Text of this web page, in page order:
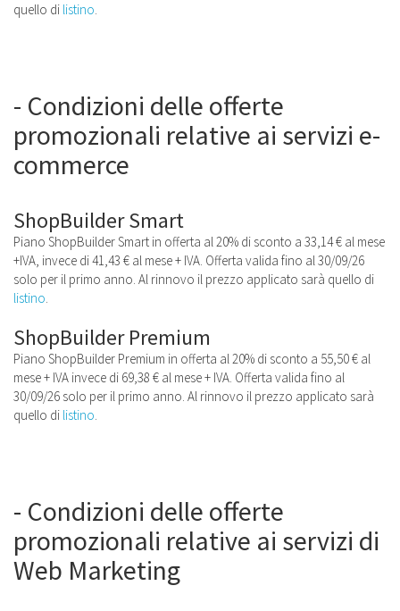
quello di listino.
- Condizioni delle offerte
promozionali relative ai servizi e-
commerce
ShopBuilder Smart
Piano ShopBuilder Smart in offerta al 20% di sconto a 33,14 € al mese
+IVA, invece di 41,43 € al mese + IVA. Offerta valida fino al 30/09/26
solo per il primo anno. Al rinnovo il prezzo applicato sarà quello di
listino.
ShopBuilder Premium
Piano ShopBuilder Premium in offerta al 20% di sconto a 55,50 € al
mese + IVA invece di 69,38 € al mese + IVA. Offerta valida fino al
30/09/26 solo per il primo anno. Al rinnovo il prezzo applicato sarà
quello di listino.
- Condizioni delle offerte
promozionali relative ai servizi di
Web Marketing